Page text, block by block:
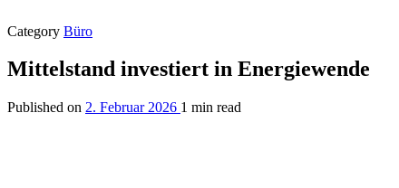
Category Büro
Mittelstand investiert in Energiewende
Published on 2. Februar 2026 1 min read